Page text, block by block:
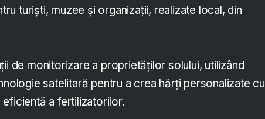
turiști, muzee și organizații, realizate local, din
de monitorizare a proprietăților solului, utilizând
satelitară pentru a crea hărți personalizate cu
eficientă a fertilizatorilor.